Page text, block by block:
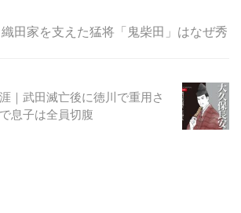
田家を支えた猛将「鬼柴田」はなぜ秀
｜武田滅亡後に徳川で重用さ
息子は全員切腹